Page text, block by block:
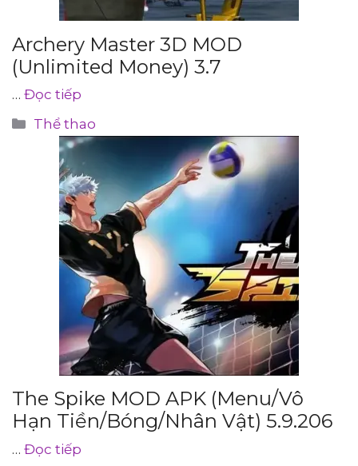
Archery Master 3D MOD
(Unlimited Money) 3.7
… Đọc tiếp
Danh
mục
Thể thao
The Spike MOD APK (Menu/Vô
Hạn Tiền/Bóng/Nhân Vật) 5.9.206
… Đọc tiếp